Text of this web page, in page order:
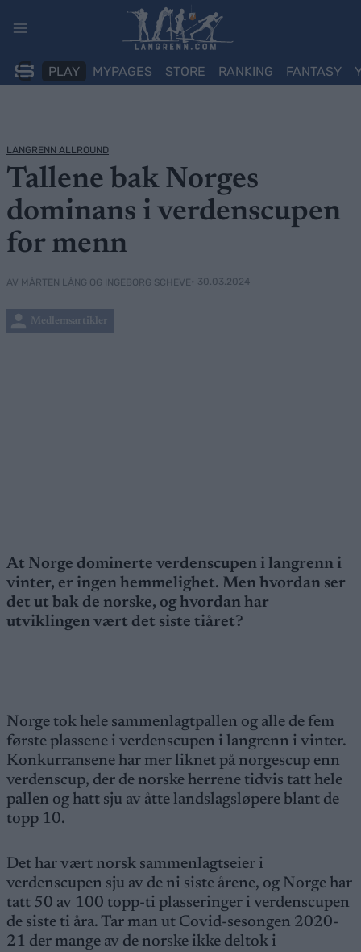
PLAY MYPAGES STORE RANKING FANTASY
LANGRENN ALLROUND
Tallene bak Norges
dominans i verdenscupen
for menn
AV MÅRTEN LÅNG OG INGEBORG SCHEVE• 30.03.2024
Medlemsartikler
At Norge dominerte verdenscupen i langrenn i
vinter, er ingen hemmelighet. Men hvordan ser
det ut bak de norske, og hvordan har
utviklingen vært det siste tiåret?
Norge tok hele sammenlagtpallen og alle de fem
første plassene i verdenscupen i langrenn i vinter.
Konkurransene har mer liknet på norgescup enn
verdenscup, der de norske herrene tidvis tatt hele
pallen og hatt sju av åtte landslagsløpere blant de
topp 10.
Det har vært norsk sammenlagtseier i
verdenscupen sju av de ni siste årene, og Norge har
tatt 50 av 100 topp-ti plasseringer i verdenscupen
de siste ti åra. Tar man ut Covid-sesongen 2020-
21 der mange av de norske ikke deltok i